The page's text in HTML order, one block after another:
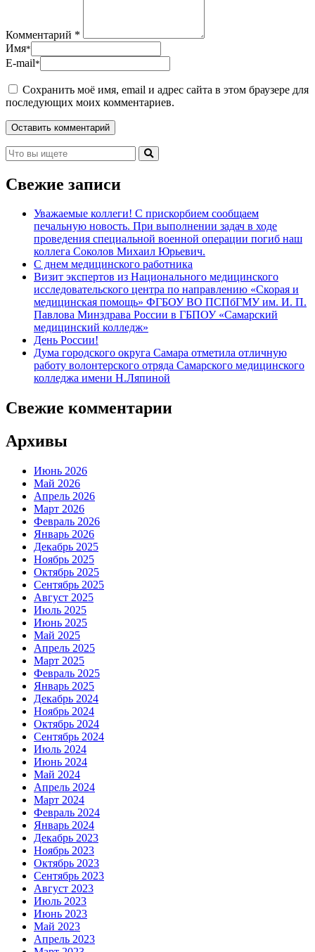
Комментарий *
Имя*
E-mail*
Сохранить моё имя, email и адрес сайта в этом браузере для
последующих моих комментариев.
Свежие записи
Уважаемые коллеги! С прискорбием сообщаем
печальную новость. При выполнении задач в ходе
проведения специальной военной операции погиб наш
коллега Соколов Михаил Юрьевич.
С днем медицинского работника
Визит экспертов из Национального медицинского
исследовательского центра по направлению «Скорая и
медицинская помощь» ФГБОУ ВО ПСПбГМУ им. И. П.
Павлова Минздрава России в ГБПОУ «Самарский
медицинский колледж»
День России!
Дума городского округа Самара отметила отличную
работу волонтерского отряда Самарского медицинского
колледжа имени Н.Ляпиной
Свежие комментарии
Архивы
Июнь 2026
Май 2026
Апрель 2026
Март 2026
Февраль 2026
Январь 2026
Декабрь 2025
Ноябрь 2025
Октябрь 2025
Сентябрь 2025
Август 2025
Июль 2025
Июнь 2025
Май 2025
Апрель 2025
Март 2025
Февраль 2025
Январь 2025
Декабрь 2024
Ноябрь 2024
Октябрь 2024
Сентябрь 2024
Июль 2024
Июнь 2024
Май 2024
Апрель 2024
Март 2024
Февраль 2024
Январь 2024
Декабрь 2023
Ноябрь 2023
Октябрь 2023
Сентябрь 2023
Август 2023
Июль 2023
Июнь 2023
Май 2023
Апрель 2023